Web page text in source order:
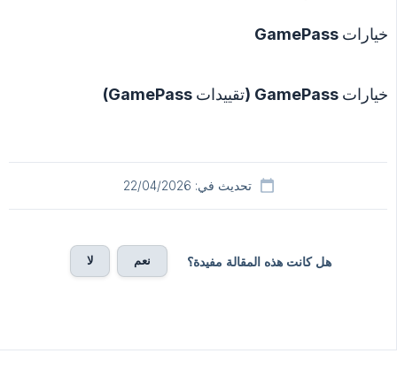
خيارات GamePass
خيارات GamePass (تقييدات GamePass)
تحديث في: 22/04/2026
هل كانت هذه المقالة مفيدة؟ نعم لا